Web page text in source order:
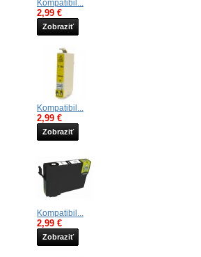
Kompatibil...
2,99 €
Zobraziť
Kompatibil...
2,99 €
Zobraziť
Kompatibil...
2,99 €
Zobraziť